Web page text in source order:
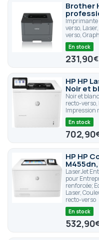
Brother
Imprimante
verso,
verso,
En stock
231,90€
HP HP
Noir et
Noir et
recto-verso,
Impression
En stock
702,90
HP HP
LaserJet
pour
renforcée;
Laser,
recto-verso
En stock
532,90